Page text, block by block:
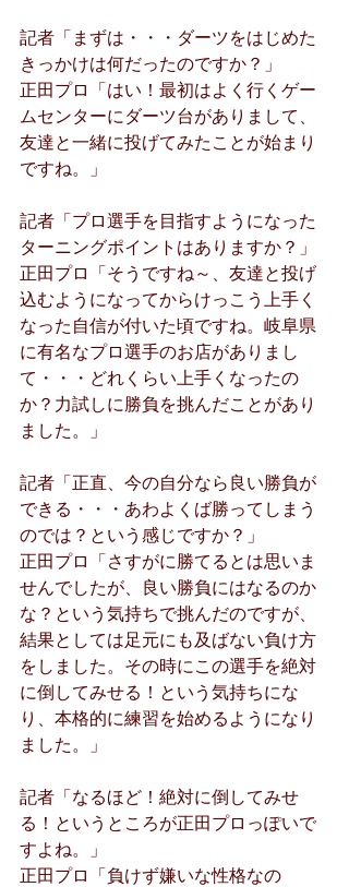
記者「まずは・・・ダーツをはじめた
きっかけは何だったのですか？」
正田プロ「はい！最初はよく行くゲー
ムセンターにダーツ台がありまして、
友達と一緒に投げてみたことが始まり
ですね。」
記者「プロ選手を目指すようになった
ターニングポイントはありますか？」
正田プロ「そうですね～、友達と投げ
込むようになってからけっこう上手く
なった自信が付いた頃ですね。岐阜県
に有名なプロ選手のお店がありまし
て・・・どれくらい上手くなったの
か？力試しに勝負を挑んだことがあり
ました。」
記者「正直、今の自分なら良い勝負が
できる・・・あわよくば勝ってしまう
のでは？という感じですか？」
正田プロ「さすがに勝てるとは思いま
せんでしたが、良い勝負にはなるのか
な？という気持ちで挑んだのですが、
結果としては足元にも及ばない負け方
をしました。その時にこの選手を絶対
に倒してみせる！という気持ちにな
り、本格的に練習を始めるようになり
ました。」
記者「なるほど！絶対に倒してみせ
る！というところが正田プロっぽいで
すよね。」
正田プロ「負けず嫌いな性格なの